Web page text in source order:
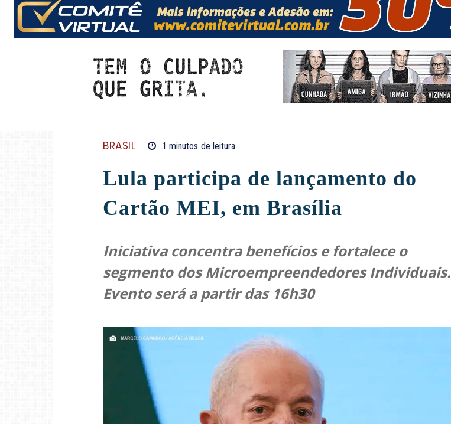
BRASIL 1 minutos de leitura
Lula participa de lançamento do
Cartão MEI, em Brasília
Iniciativa concentra benefícios e fortalece o
segmento dos Microempreendedores Individuais.
Evento será a partir das 16h30